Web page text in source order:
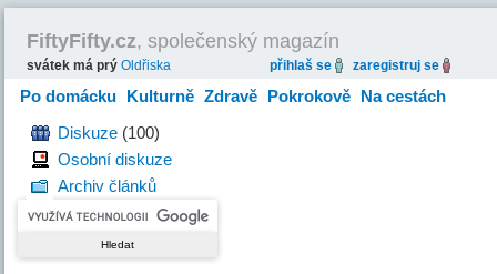
FiftyFifty.cz, společenský magazín
svátek má prýOldřiska přihlaš se zaregistruj se
Po domácku Kulturně Zdravě Pokrokově Na cestách
HravěDiskuze (100)
Osobní diskuze
Archiv článků